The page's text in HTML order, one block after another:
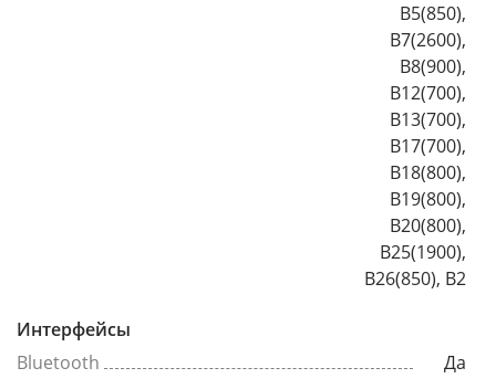
B5(850),
B7(2600),
B8(900),
B12(700),
B13(700),
B17(700),
B18(800),
B19(800),
B20(800),
B25(1900),
B26(850), B2
Интерфейсы
Bluetooth
Да